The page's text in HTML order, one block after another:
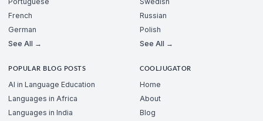
French
German
See All →
Russian
Polish
See All →
POPULAR BLOG POSTS
AI in Language Education
Languages in Africa
Languages in India
COOLJUGATOR
Home
About
Blog